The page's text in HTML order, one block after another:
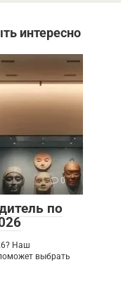
интересно
0
по
Наш
выбрать